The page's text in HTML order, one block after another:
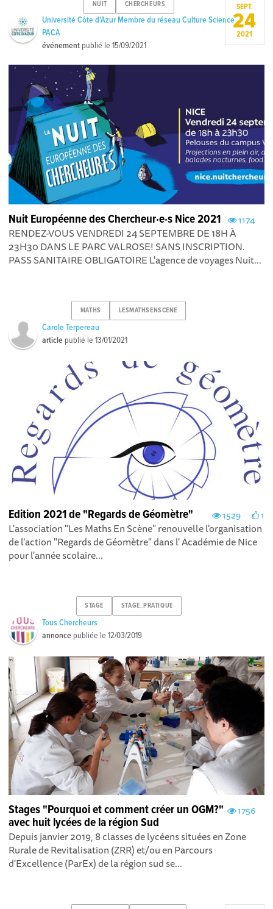
NUIT CHERCHEURS
Université Côte d'Azur Membre du réseau Culture Science
PACA
événement publié le15/09/2021
SEPT.
24
2021
1174
Nuit Européenne des Chercheur·e·s Nice 2021
RENDEZ-VOUS VENDREDI 24 SEPTEMBRE DE 18H À
23H30 DANS LE PARC VALROSE! SANS INSCRIPTION.
PASS SANITAIRE OBLIGATOIRE L'agence de voyages Nuit...
MATHS LESMATHSENSCENE
Carole Terpereau
article publié le13/01/2021
1529 1
Edition 2021 de "Regards de Géomètre"
L'association "Les Maths En Scène" renouvelle l'organisation
de l'action "Regards de Géomètre" dans l' Académie de Nice
pour l'année scolaire...
STAGE STAGE_PRATIQUE
Tous Chercheurs
annonce publiée le12/03/2019
1756
Stages "Pourquoi et comment créer un OGM?"
avec huit lycées de la région Sud
Depuis janvier 2019, 8 classes de lycéens situées en Zone
Rurale de Revitalisation (ZRR) et/ou en Parcours
d'Excellence (ParEx) de la région sud se...